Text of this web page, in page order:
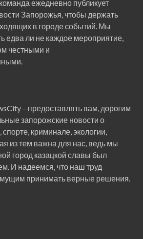
ежедневно публикует
Запорожья, чтобы держать
в городе событий. Мы
едва ли не каждое мероприятие,
честными и
– предоставлять вам, дорогим
запорожские новости о
спорте, криминале, экологии,
из тем важна для нас, ведь мы
город казацкой славы был
И надеемся, что наш труд
принимать верные решения.